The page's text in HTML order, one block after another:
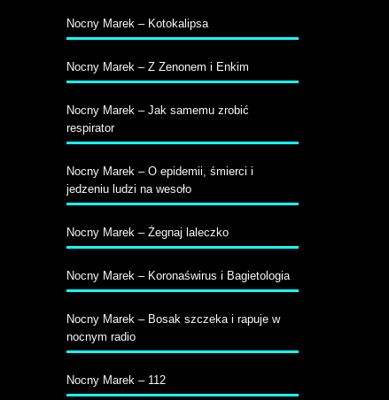
Nocny Marek – Kotokalipsa
Nocny Marek – Z Zenonem i Enkim
Nocny Marek – Jak samemu zrobić
respirator
Nocny Marek – O epidemii, śmierci i
jedzeniu ludzi na wesoło
Nocny Marek – Żegnaj laleczko
Nocny Marek – Koronaświrus i Bagietologia
Nocny Marek – Bosak szczeka i rapuje w
nocnym radio
Nocny Marek – 112